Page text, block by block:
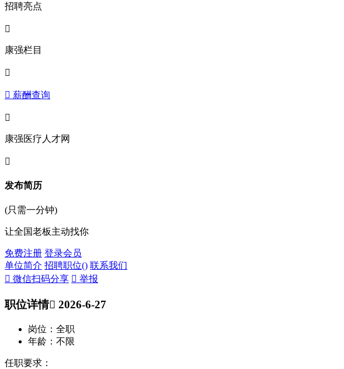
招聘亮点

康强栏目

 薪酬查询

康强医疗人才网

发布简历
(只需一分钟)
让全国老板主动找你
免费注册 登录会员
单位简介 招聘职位() 联系我们
 微信扫码分享  举报
职位详情 2026-6-27
岗位：全职
年龄：不限
任职要求：